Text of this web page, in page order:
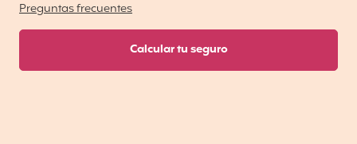
Preguntas frecuentes
Calcular tu seguro